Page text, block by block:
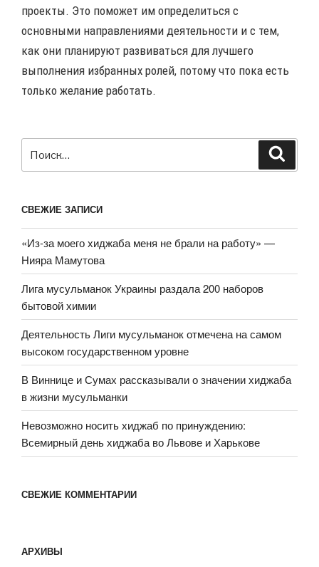
проекты. Это поможет им определиться с
основными направлениями деятельности и с тем,
как они планируют развиваться для лучшего
выполнения избранных ролей, потому что пока есть
только желание работать.
СВЕЖИЕ ЗАПИСИ
«Из-за моего хиджаба меня не брали на работу» —
Нияра Мамутова
Лига мусульманок Украины раздала 200 наборов
бытовой химии
Деятельность Лиги мусульманок отмечена на самом
высоком государственном уровне
В Виннице и Сумах рассказывали о значении хиджаба
в жизни мусульманки
Невозможно носить хиджаб по принуждению:
Всемирный день хиджаба во Львове и Харькове
СВЕЖИЕ КОММЕНТАРИИ
АРХИВЫ